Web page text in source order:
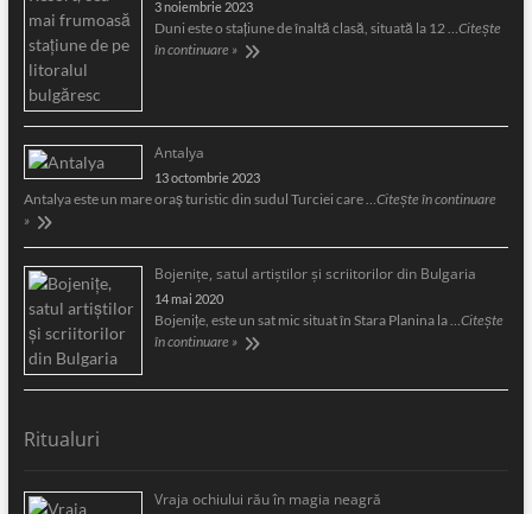
3 noiembrie 2023
Duni este o staţiune de înaltă clasă, situată la 12 … Citește
în continuare »
Antalya
13 octombrie 2023
Antalya este un mare oraş turistic din sudul Turciei care … Citește în continuare
»
Bojeniţe, satul artiştilor şi scriitorilor din Bulgaria
14 mai 2020
Bojeniţe, este un sat mic situat în Stara Planina la … Citește
în continuare »
Ritualuri
Vraja ochiului rău în magia neagră